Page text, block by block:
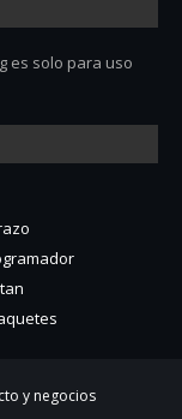
es solo para uso
y negocios